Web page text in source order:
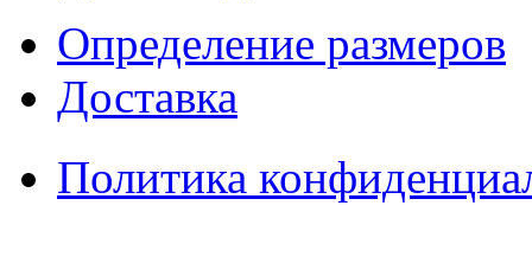
Определение размеров
Доставка
Политика